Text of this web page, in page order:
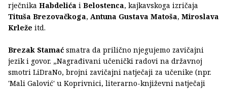
rječnika Habdelića i Belostenca, kajkavskoga izričaja
Tituša Brezovačkoga, Antuna Gustava Matoša, Miroslava
Krleže itd.
Brezak Stamać smatra da prilično njegujemo zavičajni
jezik i govor. „Nagrađivani učenički radovi na državnoj
smotri LiDraNo, brojni zavičajni natječaji za učenike (npr.
'Mali Galović' u Koprivnici, literarno-književni natječaji